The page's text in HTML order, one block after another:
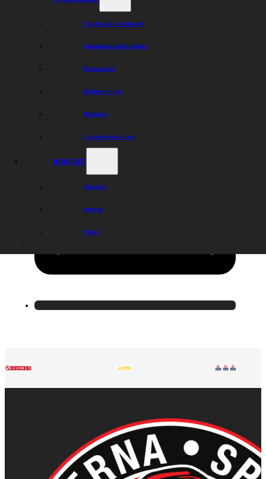
Styrelse & dokument
Ungdomsverksamhet
Bli medlem
Bli funktionär
Historia
Speedwayskolan
KONTAKT
Kontakt
Arenan
Press